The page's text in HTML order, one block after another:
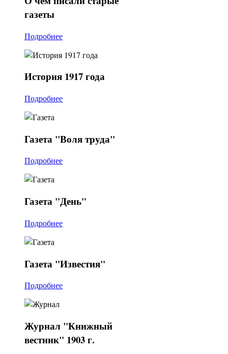
газеты
Подробнее
История 1917 года
Подробнее
Газета "Воля труда"
Подробнее
Газета "День"
Подробнее
Газета "Известия"
Подробнее
Журнал "Книжный
вестник" 1903 г.